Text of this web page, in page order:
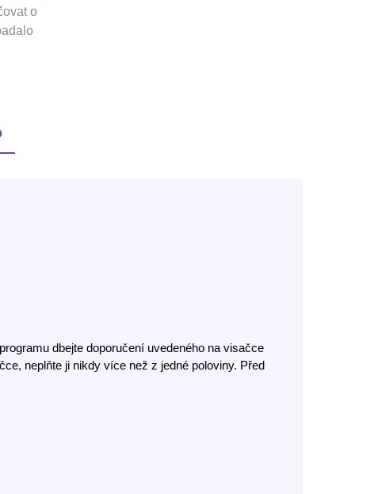
o
dbejte doporučení uvedeného na visačce
neplňte ji nikdy více než z jedné poloviny. Před